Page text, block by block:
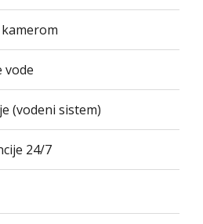
vode
(vodeni sistem)
24/7